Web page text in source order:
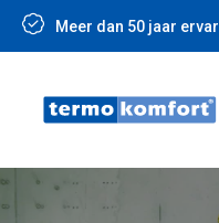
Meer dan 50 jaar